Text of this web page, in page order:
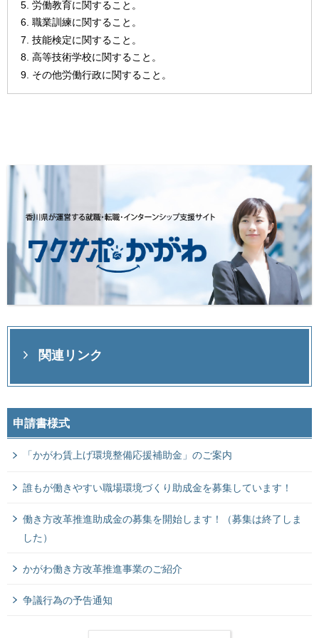
労働教育に関すること。
職業訓練に関すること。
技能検定に関すること。
高等技術学校に関すること。
その他労働行政に関すること。
関連リンク
申請書様式
「かがわ賃上げ環境整備応援補助金」のご案内
誰もが働きやすい職場環境づくり助成金を募集しています！
働き方改革推進助成金の募集を開始します！（募集は終了しま
した）
かがわ働き方改革推進事業のご紹介
争議行為の予告通知